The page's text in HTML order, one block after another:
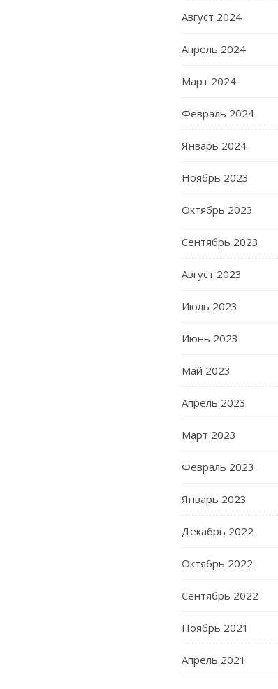
Август 2024
Апрель 2024
Март 2024
Февраль 2024
Январь 2024
Ноябрь 2023
Октябрь 2023
Сентябрь 2023
Август 2023
Июль 2023
Июнь 2023
Май 2023
Апрель 2023
Март 2023
Февраль 2023
Январь 2023
Декабрь 2022
Октябрь 2022
Сентябрь 2022
Ноябрь 2021
Апрель 2021